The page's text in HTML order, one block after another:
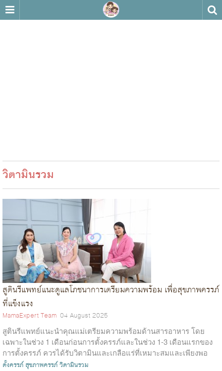
วิตามินรวม
สูตินรีแพทย์แนะดูแลโภชนาการเตรียมความพร้อม เพื่อสุขภาพครรภ์
ที่แข็งแรง
MamaExpert Team 04 August 2025
สูตินรีแพทย์แนะนำคุณแม่เตรียมความพร้อมด้านสารอาหาร โดย
เฉพาะในช่วง 1 เดือนก่อนการตั้งครรภ์และในช่วง 1-3 เดือนแรกของ
การตั้งครรภ์ ควรได้รับวิตามินและเกลือแร่ที่เหมาะสมและเพียงพอ
ได้แก่ กรดโฟลิก ธาตุเหล...
ตั้งครรภ์ สุขภาพครรภ์วิตามินรวม